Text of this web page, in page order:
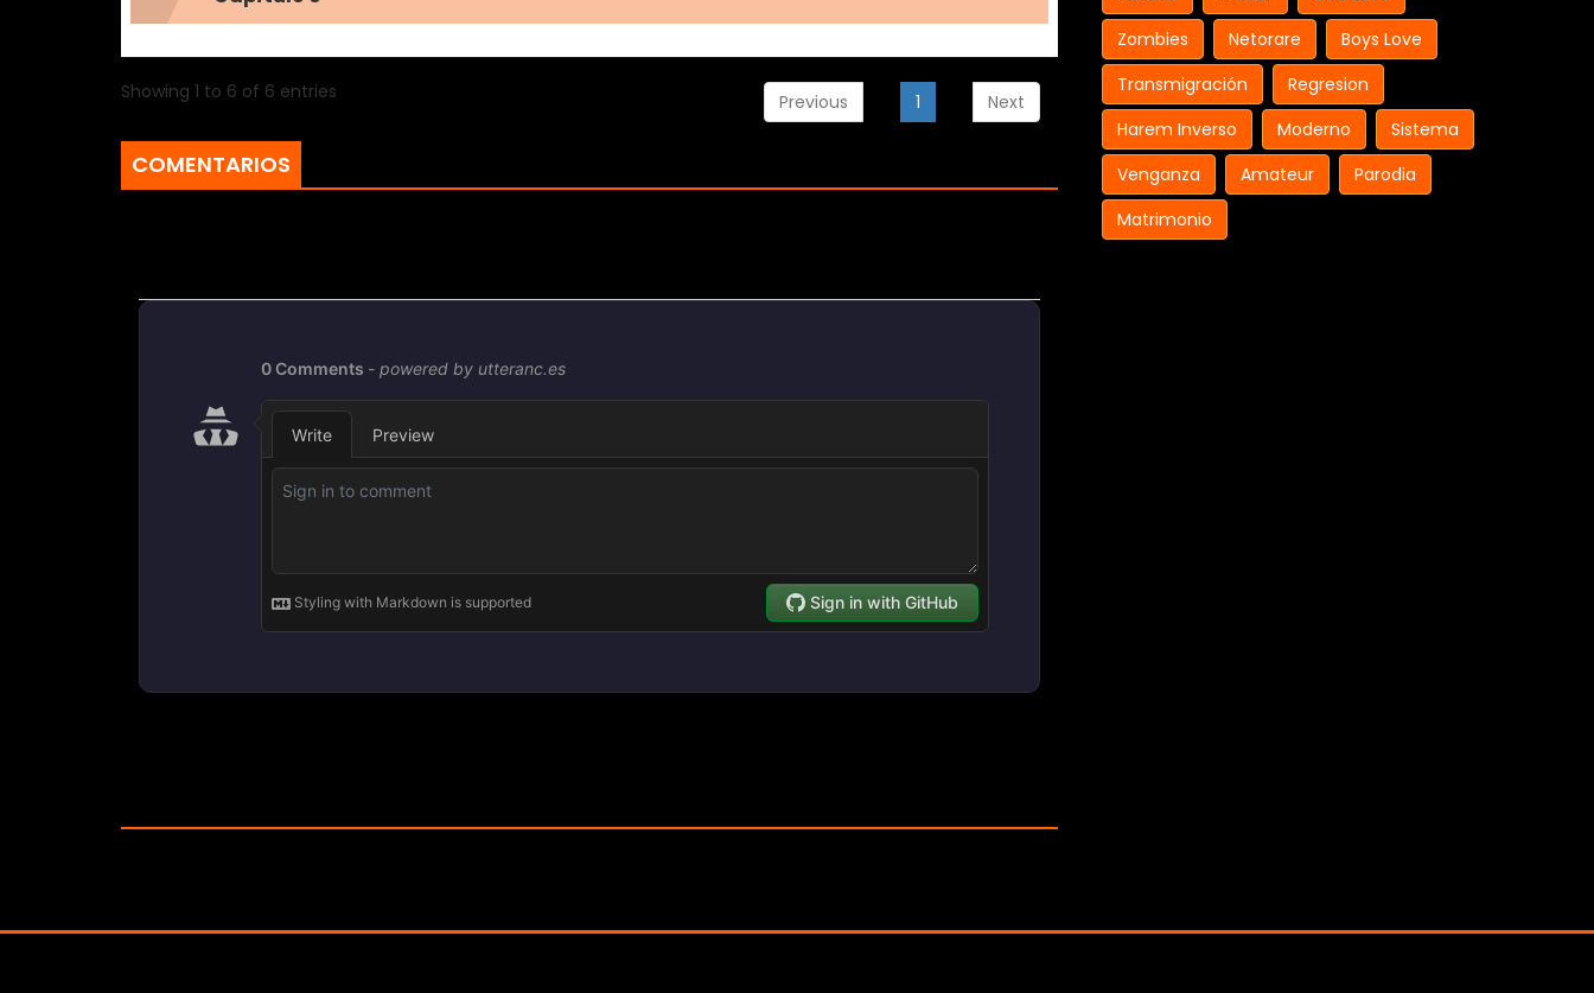
Showing 1 to 6 of 6 entries Previous 1 Next
COMENTARIOS
Zombies
Netorare
Boys Love
Transmigración
Regresion
Harem Inverso
Moderno
Sistema
Venganza
Amateur
Parodia
Matrimonio